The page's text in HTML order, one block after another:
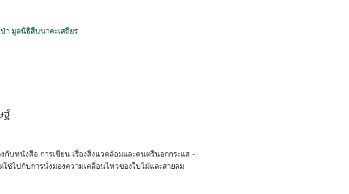
มูลนิธิสืบนาคะเสถียร
ฐ์
กับหนังสือ การเขียน เรื่องสิ่งแวดล้อมและดนตรีนอกกระแส -
ช้ไปกับการนั่งมองความเคลื่อนไหวของใบไม้และสายลม